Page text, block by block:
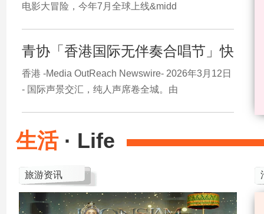
电影大冒险，今年7月全球上线&midd
青协「香港国际无伴奏合唱节」快
香港 -Media OutReach Newswire- 2026年3月12日
- 国际声景交汇，纯人声席卷全城。由
生活· Life
旅游资讯